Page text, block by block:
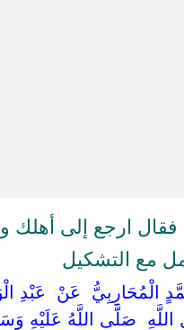
ارجع إلى أهلك
مع التشكيل
الْمُحَارِبِيُّ ‏ ‏عَنْ ‏ ‏عَبْدِ
‏صَلَّى اللَّهُ عَلَيْهِ